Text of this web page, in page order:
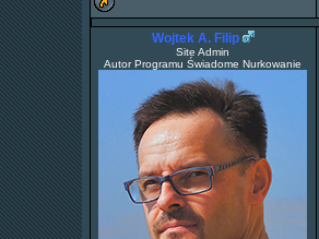
Wojtek A. Filip
Site Admin
Autor Programu Świadome Nurkowanie